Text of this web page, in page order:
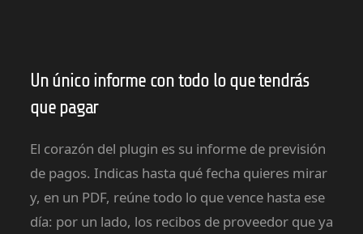
Un único informe con todo lo que tendrás
que pagar
El corazón del plugin es su informe de previsión
de pagos. Indicas hasta qué fecha quieres mirar
y, en un PDF, reúne todo lo que vence hasta ese
día: por un lado, los recibos de proveedor que ya